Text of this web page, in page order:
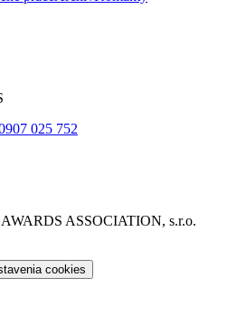
025 752
ASSOCIATION, s.r.o.
cookies